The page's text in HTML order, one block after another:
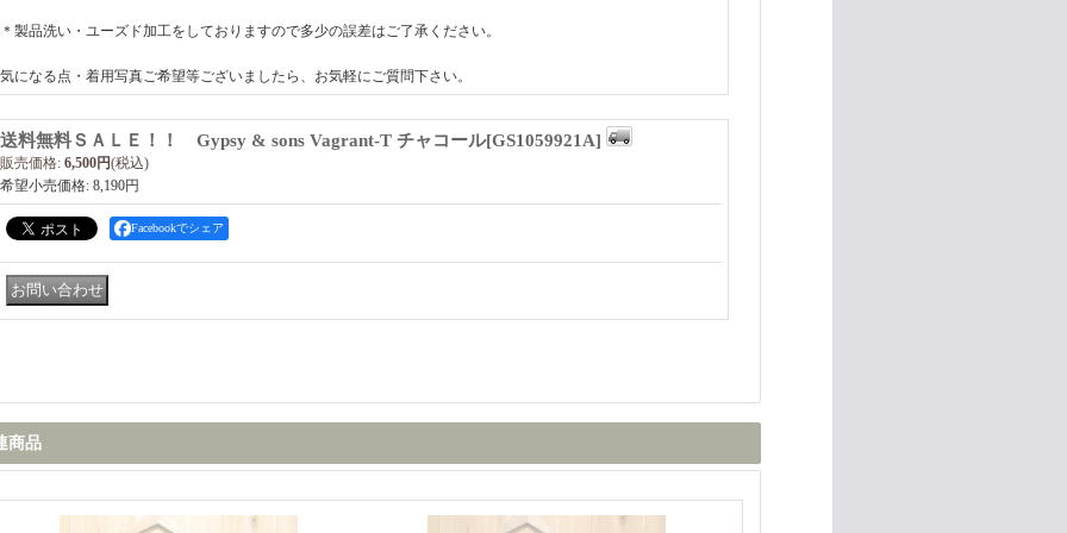
＊製品洗い・ユーズド加工をしておりますので多少の誤差はご了承ください。
気になる点・着用写真ご希望等ございましたら、お気軽にご質問下さい。
送料無料ＳＡＬＥ！！ Gypsy & sons Vagrant-T チャコール[GS1059921A]
販売価格: 6,500円(税込)
希望小売価格: 8,190円
Facebookでシェア
商品